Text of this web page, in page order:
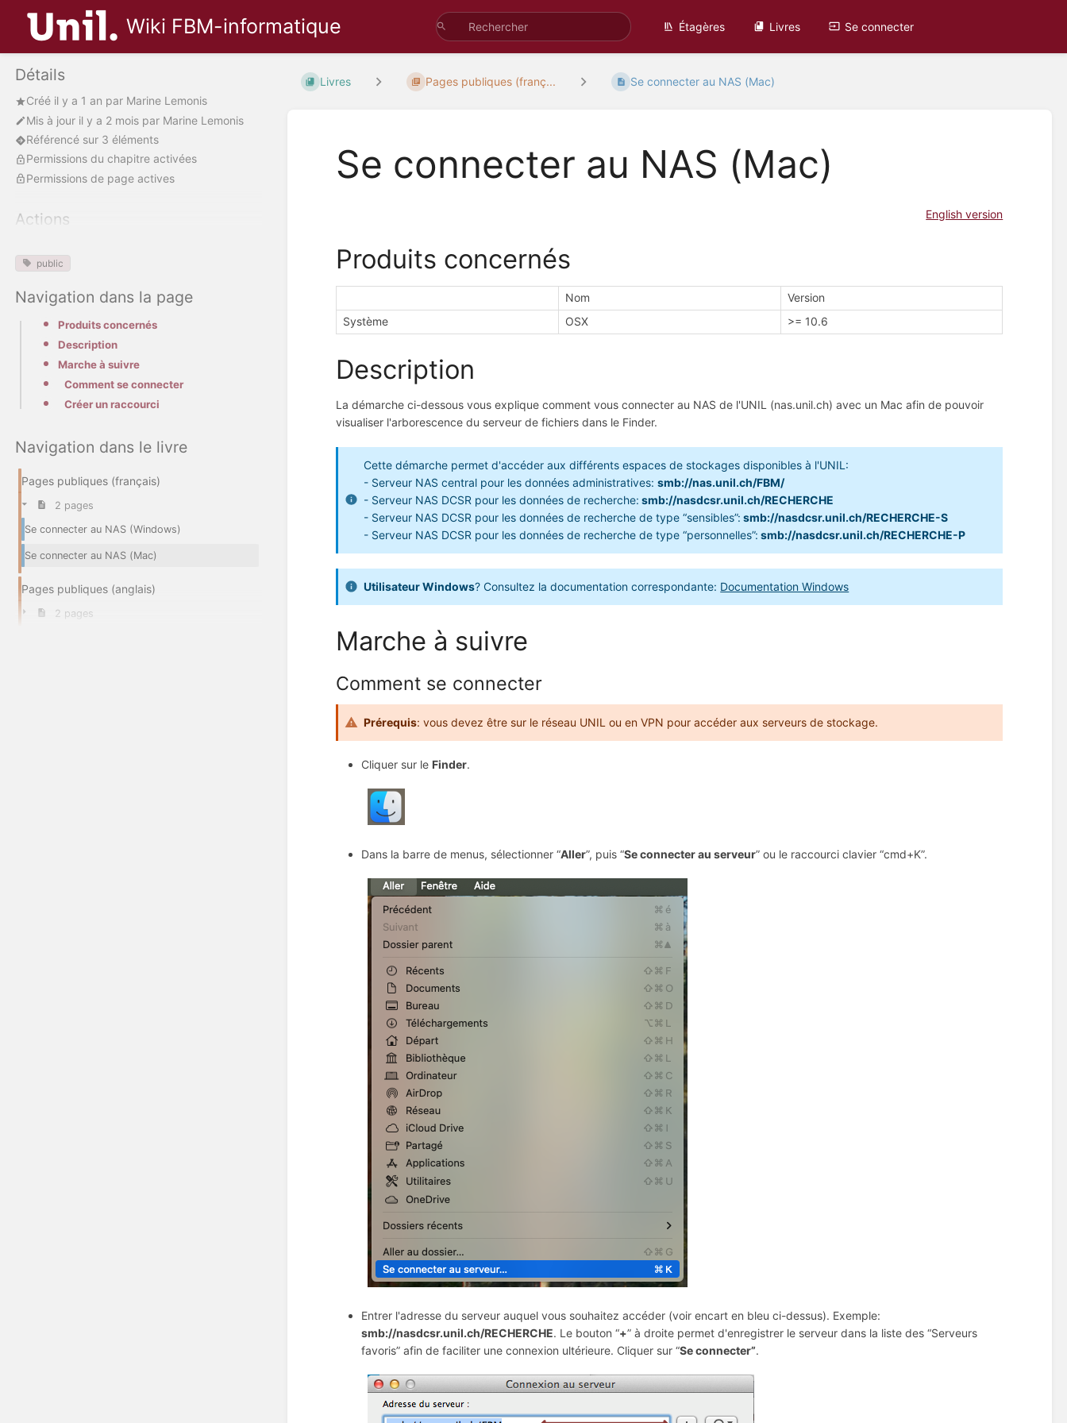
Wiki FBM-informatique Étagères Livres Se connecter
Détails
Créé il y a 1 an par Marine Lemonis
Mis à jour il y a 2 mois par Marine Lemonis
Référencé sur 3 éléments
Permissions du chapitre activées
Permissions de page actives
Actions
public
Navigation dans la page
Produits concernés
Description
Marche à suivre
Comment se connecter
Créer un raccourci
Navigation dans le livre
Pages publiques (français)
2 pages
Se connecter au NAS (Windows)
Se connecter au NAS (Mac)
Pages publiques (anglais)
2 pages
Livres Pages publiques (franç... Se connecter au NAS (Mac)
Se connecter au NAS (Mac)
English version
Produits concernés
Nom
Version
Système
OSX >= 10.6
Description
La démarche ci-dessous vous explique comment vous connecter au NAS de l'UNIL (nas.unil.ch) avec un Mac afin de pouvoir
visualiser l'arborescence du serveur de fichiers dans le Finder.
Cette démarche permet d'accéder aux différents espaces de stockages disponibles à l'UNIL:
- Serveur NAS central pour les données administratives:smb://nas.unil.ch/FBM/
- Serveur NAS DCSR pour les données de recherche: smb://nasdcsr.unil.ch/RECHERCHE
- Serveur NAS DCSR pour les données de recherche de type “sensibles”: smb://nasdcsr.unil.ch/RECHERCHE-S
- Serveur NAS DCSR pour les données de recherche de type “personnelles”: smb://nasdcsr.unil.ch/RECHERCHE-P
Utilisateur Windows? Consultez la documentation correspondante: Documentation Windows
Marche à suivre
Comment se connecter
Prérequis: vous devez être sur le réseau UNIL ou en VPN pour accéder aux serveurs de stockage.
Cliquer sur le Finder.
Dans la barre de menus, sélectionner “Aller”, puis “Se connecter au serveur” ou le raccourci clavier “cmd+K”.
Entrer l'adresse du serveur auquel vous souhaitez accéder (voir encart en bleu ci-dessus). Exemple:
smb://nasdcsr.unil.ch/RECHERCHE. Le bouton “+” à droite permet d'enregistrer le serveur dans la liste des “Serveurs
favoris” afin de faciliter une connexion ultérieure. Cliquer sur “Se connecter”.